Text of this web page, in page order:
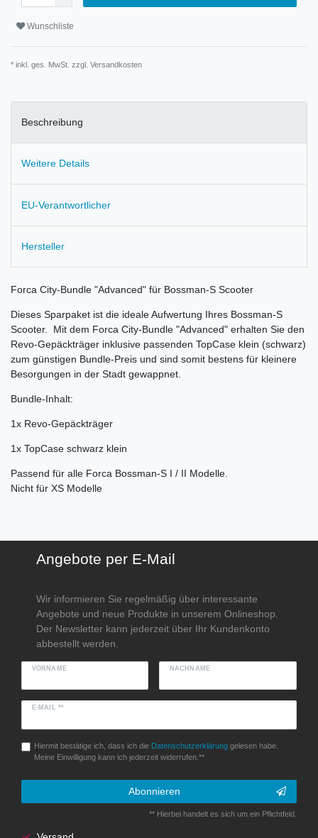
Wunschliste
* inkl. ges. MwSt. zzgl. Versandkosten
Beschreibung
Weitere Details
EU-Verantwortlicher
Hersteller
Forca City-Bundle "Advanced" für Bossman-S Scooter
Dieses Sparpaket ist die ideale Aufwertung Ihres Bossman-S
Scooter. Mit dem Forca City-Bundle "Advanced" erhalten Sie den
Revo-Gepäckträger inklusive passenden TopCase klein (schwarz)
zum günstigen Bundle-Preis und sind somit bestens für kleinere
Besorgungen in der Stadt gewappnet.
Bundle-Inhalt:
1x Revo-Gepäckträger
1x TopCase schwarz klein
Passend für alle Forca Bossman-S I / II Modelle.
Nicht für XS Modelle
Angebote per E-Mail
Wir informieren Sie regelmäßig über interessante
Angebote und neue Produkte in unserem Onlineshop.
Der Newsletter kann jederzeit über Ihr Kundenkonto
abbestellt werden.
VORNAME NACHNAME
E-MAIL **
Hiermit bestätige ich, dass ich die Daten­schutz­erklärunggelesen habe.
Meine Einwilligung kann ich jederzeit widerrufen.**
Abonnieren
** Hierbei handelt es sich um ein Pflichtfeld.